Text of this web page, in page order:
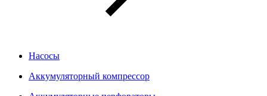
Насосы
Аккумуляторный компрессор